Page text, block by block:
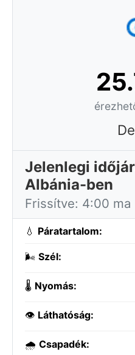
Jelenlegi
Albánia-ben
Frissítve: 4:00 ma
💧 Páratartalom:
🌬️ Szél:
🌡️ Nyomás:
👁️ Láthatóság:
🌧️ Csapadék: